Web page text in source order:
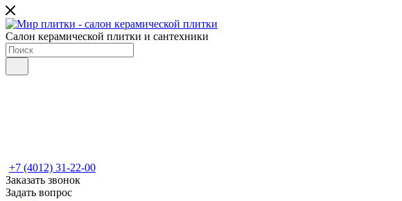
Салон керамической плитки и сантехники
+7 (4012) 31-22-00
Заказать звонок
Задать вопрос